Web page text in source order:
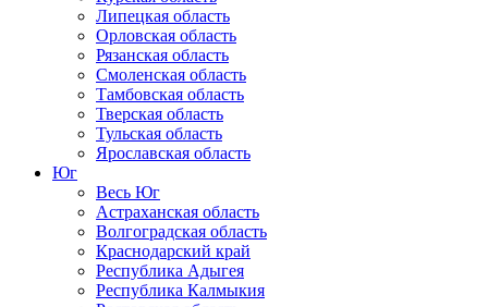
Липецкая область
Орловская область
Рязанская область
Смоленская область
Тамбовская область
Тверская область
Тульская область
Ярославская область
Юг
Весь Юг
Астраханская область
Волгоградская область
Краснодарский край
Республика Адыгея
Республика Калмыкия